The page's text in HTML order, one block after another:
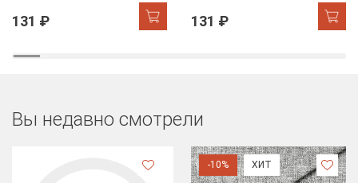
131 ₽ 131 ₽
Вы недавно смотрели
-10% ХИТ